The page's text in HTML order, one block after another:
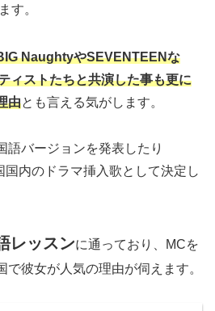
す。
NaughtyやSEVENTEENな
ィストたちと共演した事も更に
由とも言える気がします。
語バージョンを発表したり
国内のドラマ挿入歌として決定し
レッスンに通っており、MCを
彼女が人気の理由が伺えます。